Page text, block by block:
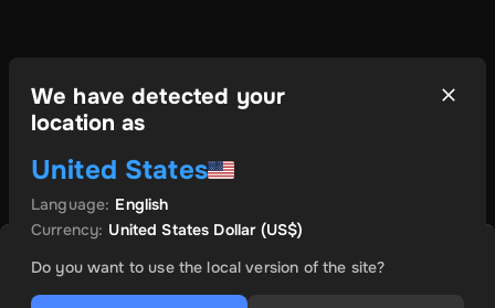
Save 8% with Plus
US$ 2.82
ESITTELY TARJOUS
We have detected your
location as
United States
Language: English
Currency: United States Dollar(US$)
Do you want to use the local version of the site?